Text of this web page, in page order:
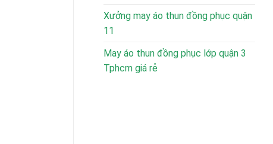
Xưởng may áo thun đồng phục quận
11
May áo thun đồng phục lớp quận 3
Tphcm giá rẻ